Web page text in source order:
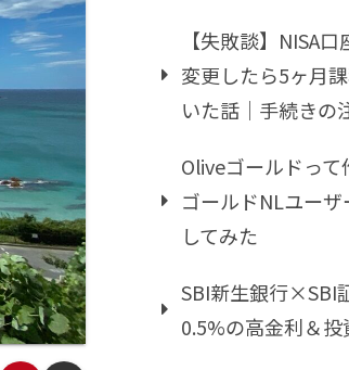
【失敗談】NISA
変更したら5ヶ月
いた話｜手続きの
Oliveゴールドっ
ゴールドNLユー
してみた
SBI新生銀行×SBI
0.5%の高金利＆